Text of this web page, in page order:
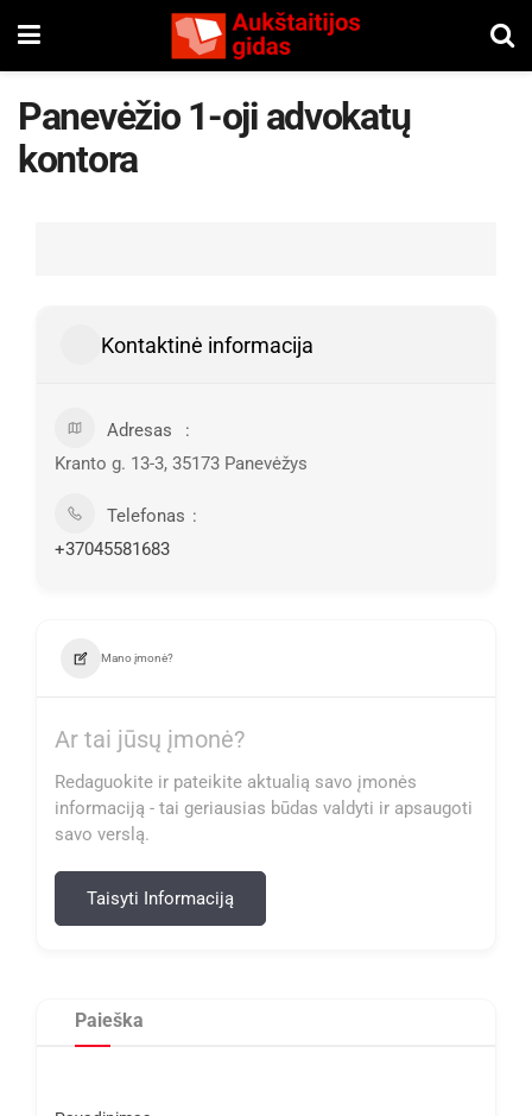
Panevėžio 1-oji advokatų
kontora
Kontaktinė informacija
Adresas
Kranto g. 13-3, 35173 Panevėžys
Telefonas
+37045581683
Mano įmonė?
Ar tai jūsų įmonė?
Redaguokite ir pateikite aktualią savo įmonės
informaciją - tai geriausias būdas valdyti ir apsaugoti
savo verslą.
Taisyti Informaciją
Paieška